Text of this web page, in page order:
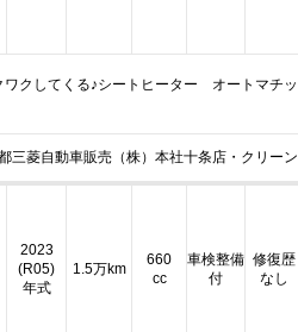
ワクしてくる♪シートヒーター オートマチ
三菱自動車販売（株）本社十条店・クリー
2023
(R05)
年式
1.5万km
660
cc
車検整備
付
修復歴
なし